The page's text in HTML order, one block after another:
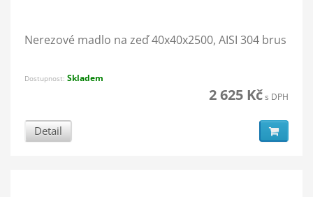
Nerezové madlo na zeď 40x40x2500, AISI 304 brus
Dostupnost: Skladem
2 625 Kčs DPH
Detail